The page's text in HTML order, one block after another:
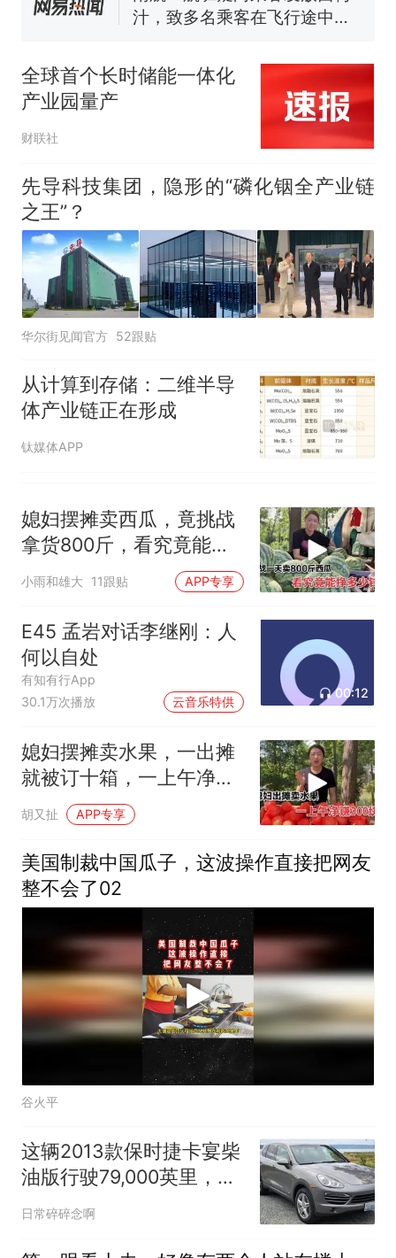
汁，致多名乘客在飞行途中排
人只有2个厕所；客服回应：并
非每架飞机都会发放西梅汁
因老师一句“跟我回家”改写了
人生
全球首个长时储能一体化
产业园量产
财联社
先导科技集团，隐形的“磷化铟全产业链
之王”？
华尔街见闻官方 52跟贴
从计算到存储：二维半导
体产业链正在形成
钛媒体APP
媳妇摆摊卖西瓜，竟挑战
拿货800斤，看究竟能不
能卖完？
小雨和雄大 11跟贴 APP专享
E45 孟岩对话李继刚：人
何以自处
有知有行App
30.1万次播放
云音乐特供
00:12
媳妇摆摊卖水果，一出摊
就被订十箱，一上午净赚
300块钱
胡又扯 APP专享
美国制裁中国瓜子，这波操作直接把网友
整不会了02
谷火平
这辆2013款保时捷卡宴柴
油版行驶79,000英里，
8,000英里内换了哪些核
日常碎碎念啊